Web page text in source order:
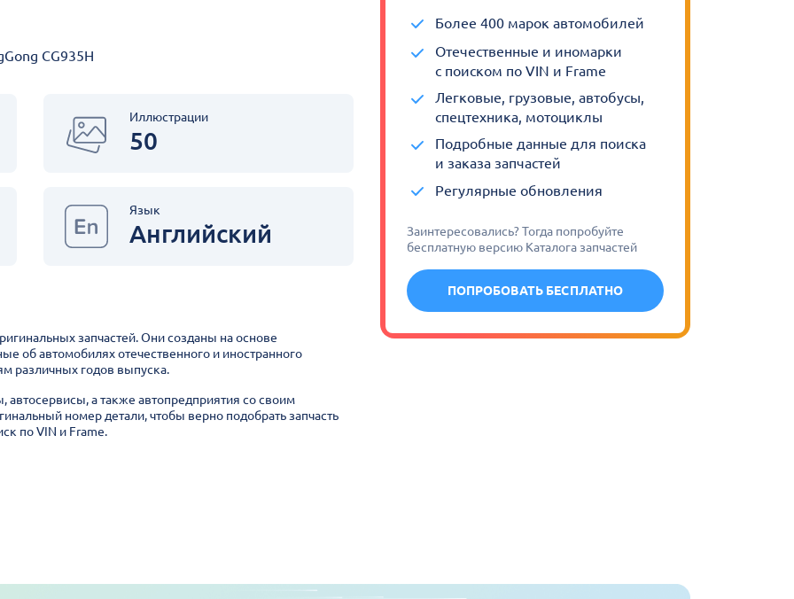
CG935H
Иллюстрации
50
Язык
Английский
запчастей. Они созданы на основе
об автомобилях отечественного и иностранного
различных годов выпуска.
автосервисы, а также автопредприятия со своим
номер детали, чтобы верно подобрать запчасть
по VIN и Frame.
Более 400 марок автомобилей
Отечественные и иномарки
с поиском по VIN и Frame
Легковые, грузовые, автобусы,
спецтехника, мотоциклы
Подробные данные для поиска
и заказа запчастей
Регулярные обновления
Заинтересовались? Тогда попробуйте
бесплатную версию Каталога запчастей
ПОПРОБОВАТЬ БЕСПЛАТНО